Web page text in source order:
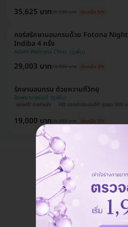
35,625 บาท37,500 บาท ประหยัด 5%
คอร์สรักษานอนกรนด้วย Fotona
Indiba 4 ครั้ง
Adam Wellness Clinic
29,003 บาท29,900 บาท ประหยัด 3%
จองฟรี! จ่ายทีหลัง HD ออกค่าประเมินให้! สูงสุด 500 บ.
รักษานอนกรน ด้วยความถี่วิทยุ
โรงพยาบาลยันฮี
19,000 บาท20,000 บาท ประหยัด 5%
แอดมินพร้อมดูแลคุณทุก
คุยกับแอด